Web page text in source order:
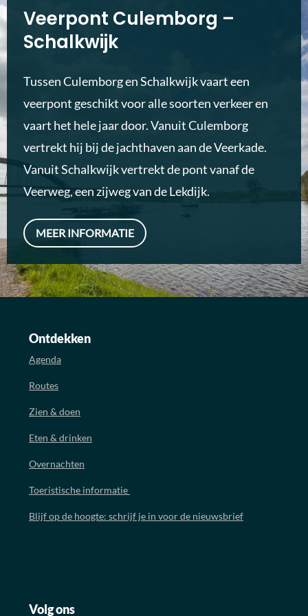
Veerpont Culemborg –
Schalkwijk
Tussen Culemborg en Schalkwijk vaart een
veerpont geschikt voor alle soorten verkeer en
vaart het hele jaar door. Vanuit Culemborg
vertrekt hij bij de jachthaven aan de Veerkade.
Vanuit Schalkwijk vertrekt de pont vanaf de
Veerweg, een zijweg van de Lekdijk.
MEER INFORMATIE
Ontdekken
Agenda
Routes
Zien & doen
Eten & drinken
Overnachten
Toeristische informatie
Blijf op de hoogte: schrijf je in voor de nieuwsbrief
Volg ons